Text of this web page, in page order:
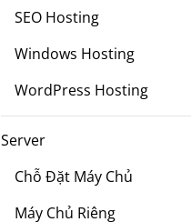
SEO Hosting
Windows Hosting
WordPress Hosting
Server
Chỗ Đặt Máy Chủ
Máy Chủ Riêng